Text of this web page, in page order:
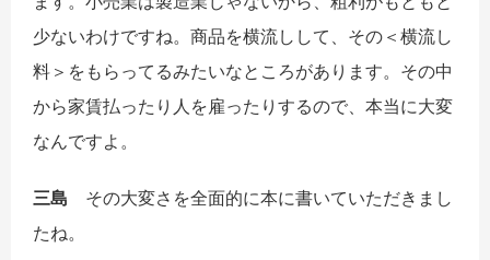
少ないわけですね。商品を横流しして、その＜横流し
料＞をもらってるみたいなところがあります。その中
から家賃払ったり人を雇ったりするので、本当に大変
なんですよ。
三島 その大変さを全面的に本に書いていただきまし
たね。